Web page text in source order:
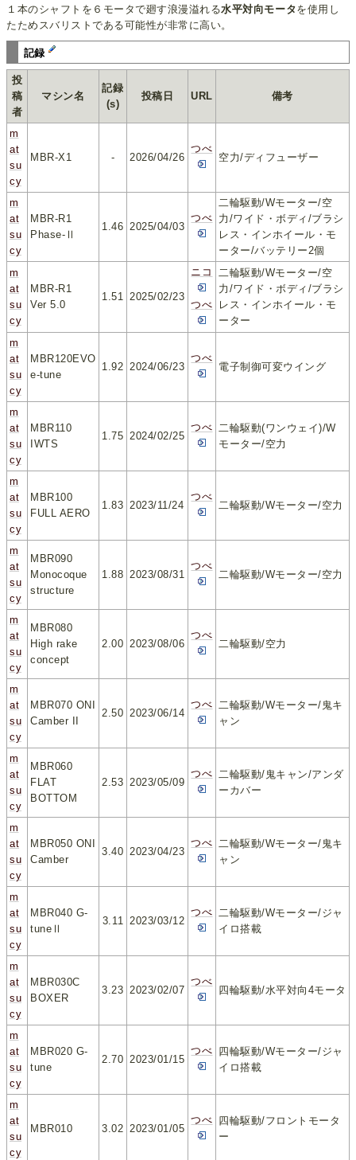
１本のシャフトを６モータで廻す浪漫溢れる水平対向モータを使用し
たためスバリストである可能性が非常に高い。
記録
投
稿
者
マシン名
記録
(s)
投稿日 URL 備考
m
at
su
cy
MBR-X1 - 2026/04/26
つべ
空力/ディフューザー
m
at
su
cy
MBR-R1
Phase-Ⅱ
1.46 2025/04/03
つべ
二輪駆動/Wモーター/空
力/ワイド・ボディ/ブラシ
レス・インホイール・モ
ーター/バッテリー2個
m
at
su
cy
MBR-R1
Ver 5.0
1.51 2025/02/23
ニコ
つべ
二輪駆動/Wモーター/空
力/ワイド・ボディ/ブラシ
レス・インホイール・モ
ーター
m
at
su
cy
MBR120EVO
e-tune
1.92 2024/06/23
つべ
電子制御可変ウイング
m
at
su
cy
MBR110
IWTS
1.75 2024/02/25
つべ
二輪駆動(ワンウェイ)/W
モーター/空力
m
at
su
cy
MBR100
FULL AERO
1.83 2023/11/24
つべ
二輪駆動/Wモーター/空力
m
at
su
cy
MBR090
Monocoque
structure
1.88 2023/08/31
つべ
二輪駆動/Wモーター/空力
m
at
su
cy
MBR080
High rake
concept
2.00 2023/08/06
つべ
二輪駆動/空力
m
at
su
cy
MBR070 ONI
Camber II
2.50 2023/06/14
つべ
二輪駆動/Wモーター/鬼キ
ャン
m
at
su
cy
MBR060
FLAT
BOTTOM
2.53 2023/05/09
つべ
二輪駆動/鬼キャン/アンダ
ーカバー
m
at
su
cy
MBR050 ONI
Camber
3.40 2023/04/23
つべ
二輪駆動/Wモーター/鬼キ
ャン
m
at
su
cy
MBR040 G-
tuneⅡ
3.11 2023/03/12
つべ
二輪駆動/Wモーター/ジャ
イロ搭載
m
at
su
cy
MBR030C
BOXER
3.23 2023/02/07
つべ
四輪駆動/水平対向4モータ
m
at
su
cy
MBR020 G-
tune
2.70 2023/01/15
つべ 四輪駆動/Wモーター/ジャ
イロ搭載
m
at
su
cy
MBR010 3.02 2023/01/05
つべ 四輪駆動/フロントモータ
ー